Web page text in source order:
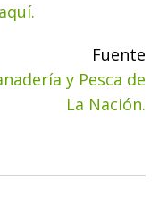
aquí.
Fuente
y Pesca de
La Nación.